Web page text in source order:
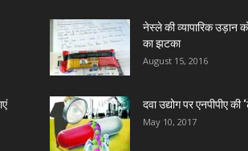
नेस्ले की व्यापारिक उड़ान
का झटका
August 15, 2016
दवा उद्योग पर एनपीपीए की
May 10, 2017